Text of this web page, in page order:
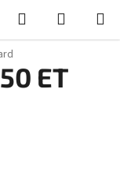
Hledat
KOŠÍK
ET